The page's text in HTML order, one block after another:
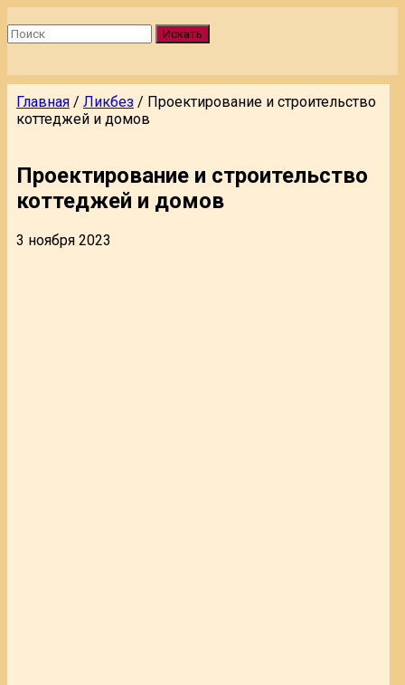
Искать
Главная / Ликбез / Проектирование и строительство
коттеджей и домов
Проектирование и строительство
коттеджей и домов
3 ноября 2023